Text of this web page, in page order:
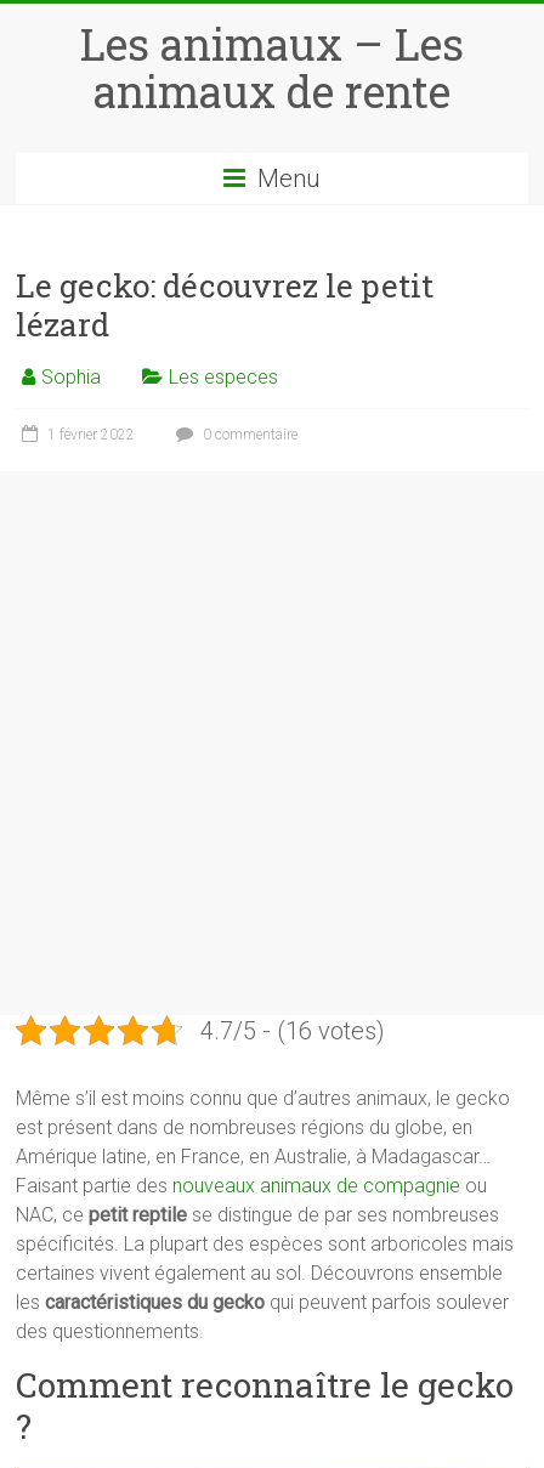
Les animaux – Les
animaux de rente
Menu
Le gecko: découvrez le petit
lézard
Sophia Les especes
1 février 2022 0 commentaire
4.7/5 - (16 votes)
Même s’il est moins connu que d’autres animaux, le gecko
est présent dans de nombreuses régions du globe, en
Amérique latine, en France, en Australie, à Madagascar…
Faisant partie des nouveaux animaux de compagnie ou
NAC, cepetit reptile se distingue de par ses nombreuses
spécificités. La plupart des espèces sont arboricoles mais
certaines vivent également au sol. Découvrons ensemble
lescaractéristiques du gecko qui peuvent parfois soulever
des questionnements.
Comment reconnaître le gecko
?